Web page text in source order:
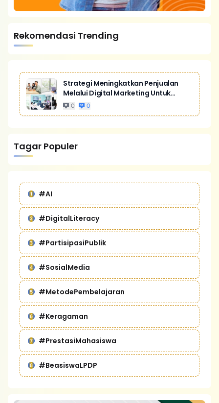
Rekomendasi Trending
Strategi Meningkatkan Penjualan
Melalui Digital Marketing Untuk
Bisnis Yang Lebih Kompetitif
0 0
Tagar Populer
#AI
#DigitalLiteracy
#PartisipasiPublik
#SosialMedia
#MetodePembelajaran
#Keragaman
#PrestasiMahasiswa
#BeasiswaLPDP